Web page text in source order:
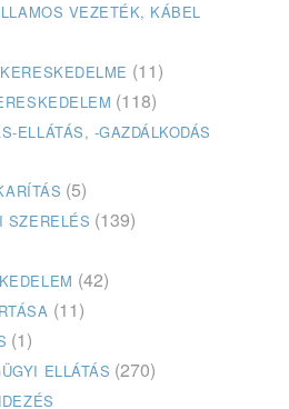
VEZETÉK, KÁBEL
(11)
(118)
ELLÁTÁS, -GAZDÁLKODÁS
(5)
SZERELÉS (139)
(42)
(11)
(1)
ELLÁTÁS (270)